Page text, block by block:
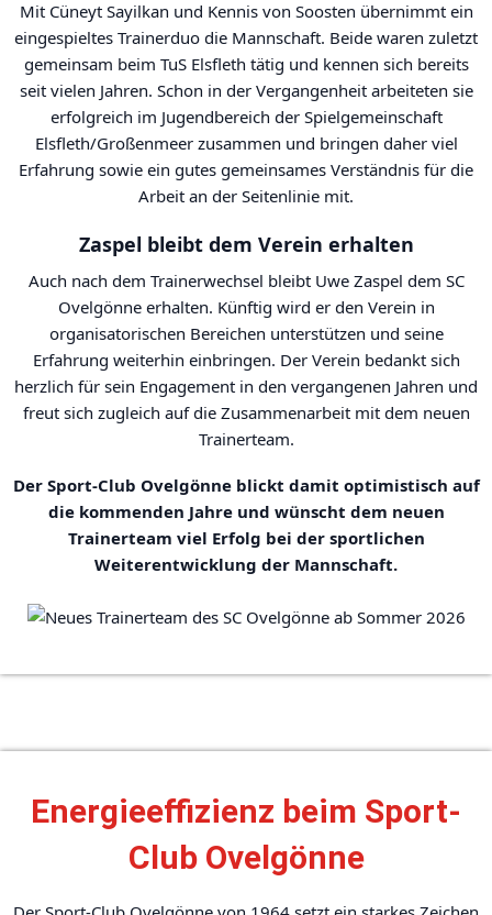
Mit Cüneyt Sayilkan und Kennis von Soosten übernimmt ein
eingespieltes Trainerduo die Mannschaft. Beide waren zuletzt
gemeinsam beim TuS Elsfleth tätig und kennen sich bereits
seit vielen Jahren. Schon in der Vergangenheit arbeiteten sie
erfolgreich im Jugendbereich der Spielgemeinschaft
Elsfleth/Großenmeer zusammen und bringen daher viel
Erfahrung sowie ein gutes gemeinsames Verständnis für die
Arbeit an der Seitenlinie mit.
Zaspel bleibt dem Verein erhalten
Auch nach dem Trainerwechsel bleibt Uwe Zaspel dem SC
Ovelgönne erhalten. Künftig wird er den Verein in
organisatorischen Bereichen unterstützen und seine
Erfahrung weiterhin einbringen. Der Verein bedankt sich
herzlich für sein Engagement in den vergangenen Jahren und
freut sich zugleich auf die Zusammenarbeit mit dem neuen
Trainerteam.
Der Sport-Club Ovelgönne blickt damit optimistisch auf
die kommenden Jahre und wünscht dem neuen
Trainerteam viel Erfolg bei der sportlichen
Weiterentwicklung der Mannschaft.
Energieeffizienz beim Sport-
Club Ovelgönne